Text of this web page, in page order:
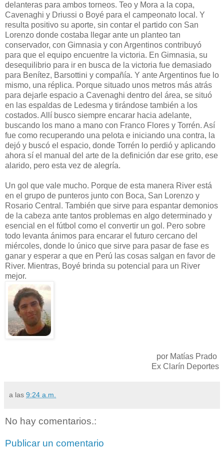
delanteras para ambos torneos. Teo y Mora a la copa,
Cavenaghi y Driussi o Boyé para el campeonato local. Y
resulta positivo su aporte, sin contar el partido con San
Lorenzo donde costaba llegar ante un planteo tan
conservador, con Gimnasia y con Argentinos contribuyó
para que el equipo encuentre la victoria. En Gimnasia, su
desequilibrio para ir en busca de la victoria fue demasiado
para Benítez, Barsottini y compañía. Y ante Argentinos fue lo
mismo, una réplica. Porque situado unos metros más atrás
para dejarle espacio a Cavenaghi dentro del área, se situó
en las espaldas de Ledesma y tirándose también a los
costados. Allí busco siempre encarar hacia adelante,
buscando los mano a mano con Franco Flores y Torrén. Así
fue como recuperando una pelota e iniciando una contra, la
dejó y buscó el espacio, donde Torrén lo perdió y aplicando
ahora sí el manual del arte de la definición dar ese grito, ese
alarido, pero esta vez de alegría.
Un gol que vale mucho. Porque de esta manera River está
en el grupo de punteros junto con Boca, San Lorenzo y
Rosario Central. También que sirve para espantar demonios
de la cabeza ante tantos problemas en algo determinado y
esencial en el fútbol como el convertir un gol. Pero sobre
todo levanta ánimos para encarar el futuro cercano del
miércoles, donde lo único que sirve para pasar de fase es
ganar y esperar a que en Perú las cosas salgan en favor de
River. Mientras, Boyé brinda su potencial para un River
mejor.
por Matías Prado
Ex Clarín Deportes
a las 9:24 a.m.
No hay comentarios.:
Publicar un comentario